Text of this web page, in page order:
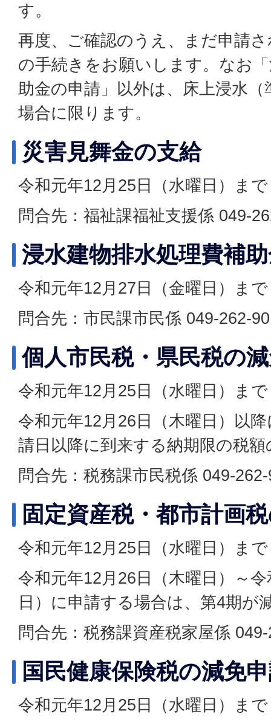
す。
再度、ご確認のうえ、まだ申請
の手続きをお願いします。なお
助金の申請」以外は、床上浸水
場合に限ります。
災害見舞金の支給
令和元年12月25日（水曜日）まで
問合先：福祉課福祉支援係 049-
浸水建物排水処理費補
令和元年12月27日（金曜日）まで
問合先：市民課市民係 049-262-
個人市民税・県民税の
令和元年12月25日（水曜日）まで
令和元年12月26日（木曜日）以
請日以降に到来する納期限の税
問合先：税務課市民税係 049-
固定資産税・都市計画
令和元年12月25日（水曜日）まで
令和元年12月26日（木曜日）～
日）に申請する場合は、第4期が
問合先：税務課資産税家屋係
国民健康保険税の減免
令和元年12月25日（水曜日）まで